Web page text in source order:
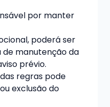
por manter
poderá ser
manutenção da
prévio.
regras pode
exclusão do